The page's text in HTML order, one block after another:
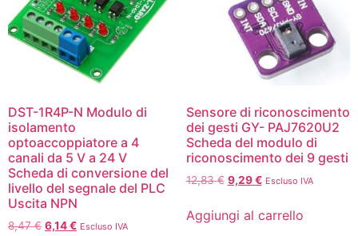
DST-1R4P-N Modulo di
isolamento
optoaccoppiatore a 4
canali da 5 V a 24 V
Scheda di conversione del
livello del segnale del PLC
Uscita NPN
8,47€ 6,14€ Escluso IVA
Sensore di riconoscimento
dei gesti GY- PAJ7620U2
Scheda del modulo di
riconoscimento dei 9 gesti
12,83€ 9,29€ Escluso IVA
Aggiungi al carrello